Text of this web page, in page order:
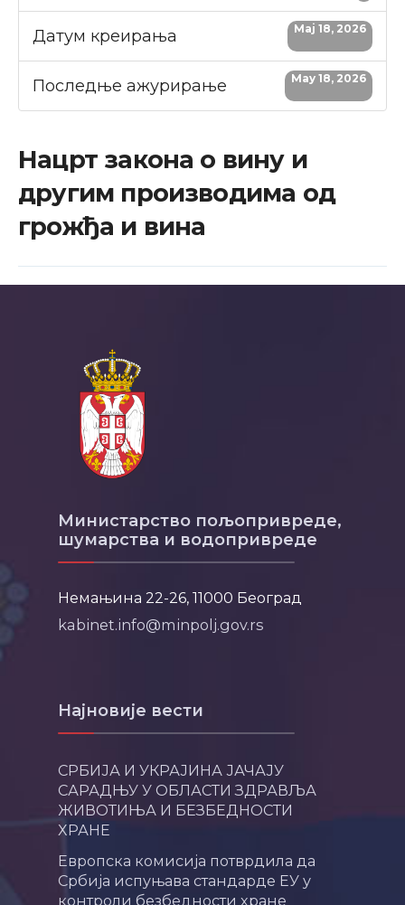
Датум креирања Maj 18, 2026
Последње ажурирање May 18, 2026
Нацрт закона о вину и
другим производима од
грожђа и вина
Министарство пољопривреде,
шумарства и водопривреде
Немањина 22-26, 11000 Београд
kabinet.info@minpolj.gov.rs
Најновије вести
СРБИЈА И УКРАЈИНА ЈАЧАЈУ
САРАДЊУ У ОБЛАСТИ ЗДРАВЉА
ЖИВОТИЊА И БЕЗБЕДНОСТИ
ХРАНЕ
Европска комисија потврдила да
Србија испуњава стандарде ЕУ у
контроли безбедности хране